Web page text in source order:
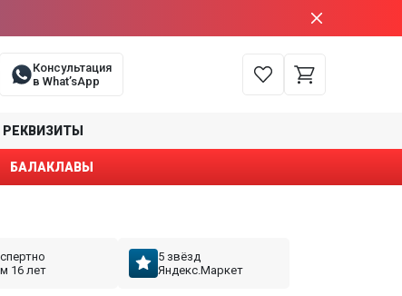
Консультация
в What’sApp
РЕКВИЗИТЫ
БАЛАКЛАВЫ
16 лет
5 звёзд
Яндекс.Маркет